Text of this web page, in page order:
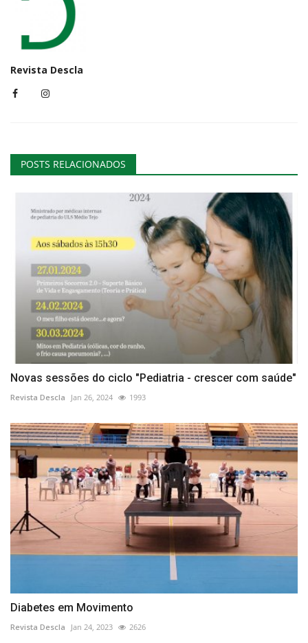
Revista Descla
POSTS RELACIONADOS
Novas sessões do ciclo "Pediatria - crescer com saúde"
Revista Descla Jan 26, 2024 1993
Diabetes em Movimento
Revista Descla Jan 24, 2023 2626